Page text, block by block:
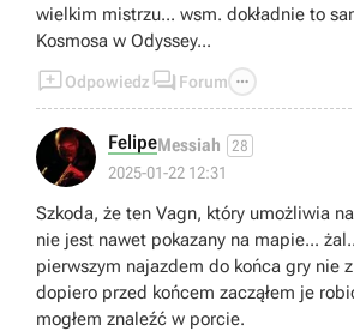
wielkim mistrzu... wsm. dokładnie to
Kosmosa w Odyssey...
Odpowiedz  Forum 
FelipeMessiah 28
2025-01-22 12:31
Szkoda, że ten Vagn, który umożliwia
nie jest nawet pokazany na mapie...
pierwszym najazdem do końca gry nie
dopiero przed końcem zacząłem je
mogłem znaleźć w porcie.